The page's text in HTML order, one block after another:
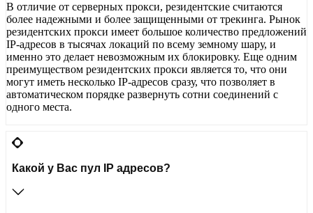
В отличие от серверных прокси, резидентские считаются
более надежными и более защищенными от трекинга. Рынок
резидентских прокси имеет большое количество предложений
IP-адресов в тысячах локаций по всему земному шару, и
именно это делает невозможным их блокировку. Еще одним
преимуществом резидентских прокси является то, что они
могут иметь несколько IP-адресов сразу, что позволяет в
автоматическом порядке развернуть сотни соединений с
одного места.
Какой у Вас пул IP адресов?